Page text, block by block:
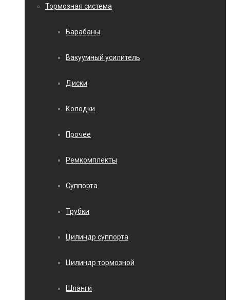
Тормозная система
Барабаны
Вакуумный усилитель
Диски
Колодки
Прочее
Ремкомплекты
Суппорта
Трубки
Цилиндр суппорта
Цилиндр тормозной
Шланги